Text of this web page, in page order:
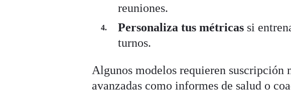
reuniones.
Personaliza tus métricas si
turnos.
Algunos modelos requieren suscripción
avanzadas como informes de salud o